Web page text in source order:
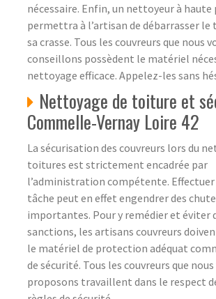
nécessaire. Enfin, un nettoyeur à haute
permettra à l’artisan de débarrasser
sa crasse. Tous les couvreurs que nous
conseillons possèdent le matériel
nettoyage efficace. Appelez-les sans
Nettoyage de toiture et
Commelle-Vernay Loire 42
La sécurisation des couvreurs lors du
toitures est strictement encadrée par
l’administration compétente. Effectuer
tâche peut en effet engendrer des
importantes. Pour y remédier et éviter
sanctions, les artisans couvreurs
le matériel de protection adéquat
de sécurité. Tous les couvreurs que nous
proposons travaillent dans le respect